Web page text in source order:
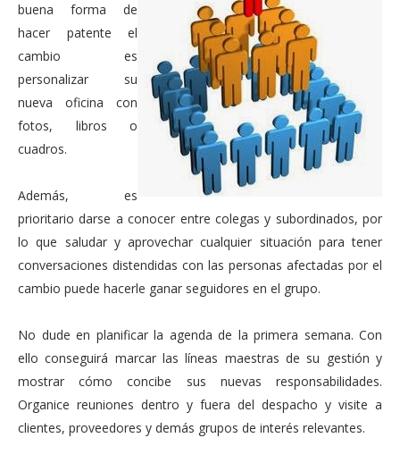
buena forma de
hacer patente el
cambio es
personalizar su
nueva oficina con
fotos, libros o
cuadros.
Además, es
prioritario darse a conocer entre colegas y subordinados, por
lo que saludar y aprovechar cualquier situación para tener
conversaciones distendidas con las personas afectadas por el
cambio puede hacerle ganar seguidores en el grupo.
No dude en planificar la agenda de la primera semana. Con
ello conseguirá marcar las líneas maestras de su gestión y
mostrar cómo concibe sus nuevas responsabilidades.
Organice reuniones dentro y fuera del despacho y visite a
clientes, proveedores y demás grupos de interés relevantes.